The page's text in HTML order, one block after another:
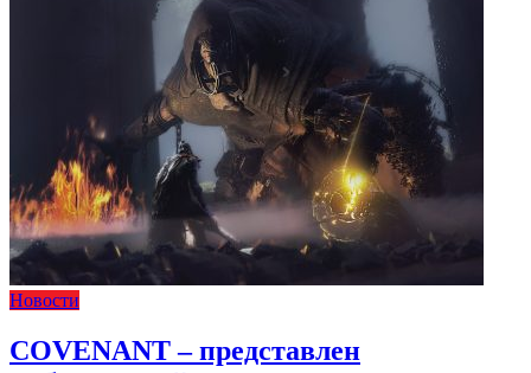
Новости
COVENANT – представлен